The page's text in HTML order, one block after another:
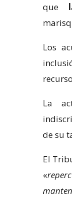
que l
Los
La
de su
El
«
personalizados.